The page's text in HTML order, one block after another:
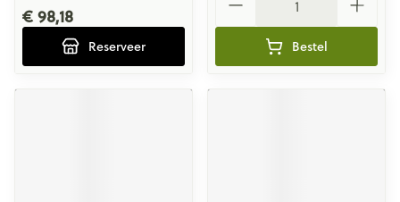
€ 98,18
Reserveer Bestel